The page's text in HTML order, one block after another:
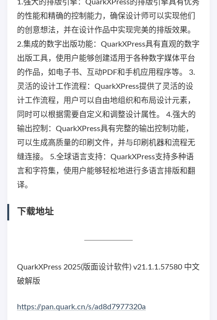
1.强大的排版引擎：QuarkXPress的排版引擎具有优秀
的性能和精确的控制能力，确保设计师可以实现他们
的创意想法，并在设计作品中实现完美的排版效果。
2.集成的数字出版功能：QuarkXPress具有直观的数字
出版工具，使用户能够创建适用于各种数字媒体平台
的作品，如电子书、互动PDF和手机应用程序等。 3.
灵活的设计工作流程：QuarkXPress提供了灵活的设
计工作流程，用户可以自由地组织和布局设计元素，
同时可以根据需要自定义和调整设计属性。 4.强大的
输出控制：QuarkXPress具有完整的输出控制功能，
可以生成高质量的印刷文件，并与印刷机器和流程无
缝连接。 5.全球语言支持：QuarkXPress支持多种语
言和字符集，使用户能够轻松地进行多语言排版和翻
译。
下载地址
QuarkXPress 2025(版面设计软件) v21.1.1.57580 中文
破解版
https://pan.quark.cn/s/ad8d7977320a